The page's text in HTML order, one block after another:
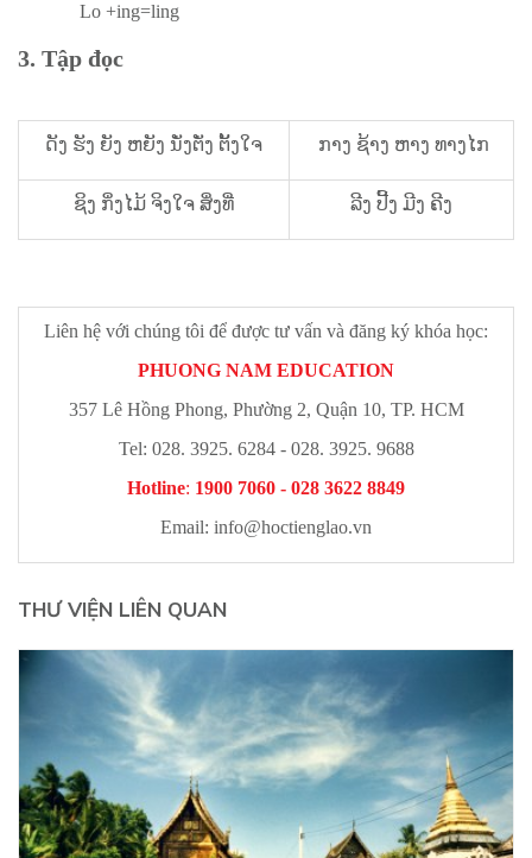
Lo +ing=ling
3. Tập đọc
ດັງ ຮັງ ຍັງ ຫຍັງ ນັ່ງຕັ່ງ ຕັ້ງໃຈ ກາງ ຊ້າງ ຫາງ ທາງໄກ
ຊິງ ກິ່ງໄມ້ ຈິງໃຈ ສິ່ງທີ່ ລີງ ປີ້ງ ມີງ ຄີງ
Liên hệ với chúng tôi để được tư vấn và đăng ký khóa học:
PHUONG NAM EDUCATION
357 Lê Hồng Phong, Phường 2, Quận 10, TP. HCM
Tel: 028. 3925. 6284 - 028. 3925. 9688
Hotline: 1900 7060 - 028 3622 8849
Email: info@hoctienglao.vn
THƯ VIỆN LIÊN QUAN